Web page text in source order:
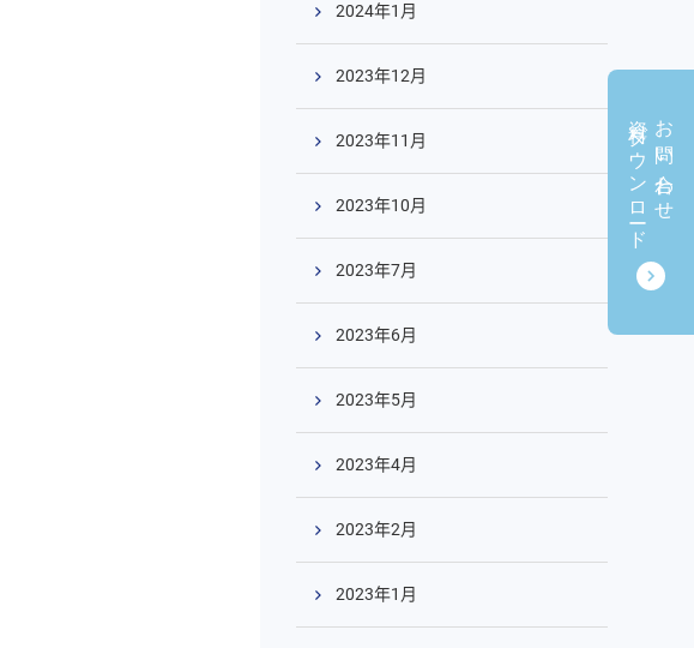
お問い合わせ
資料ダウンロード
2024年1月
2023年12月
2023年11月
2023年10月
2023年7月
2023年6月
2023年5月
2023年4月
2023年2月
2023年1月